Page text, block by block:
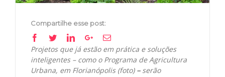
Compartilhe esse post:
Facebook
TwitterLinkedinGoogle+Email
Projetos que já estão em prática e soluções
inteligentes – como o Programa de Agricultura
Urbana, em Florianópolis (foto)–serão